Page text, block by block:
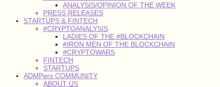
ANALYSIS/OPINION OF THE WEEK
PRESS RELEASES
STARTUPS & FINTECH
#CRYPTOANALYSIS
LADIES OF THE #BLOCKCHAIN
#IRON MEN OF THE BLOCKCHAIN
#CRYPTOWARS
FINTECH
STARTUPS
ADMPers COMMUNITY
ABOUT US